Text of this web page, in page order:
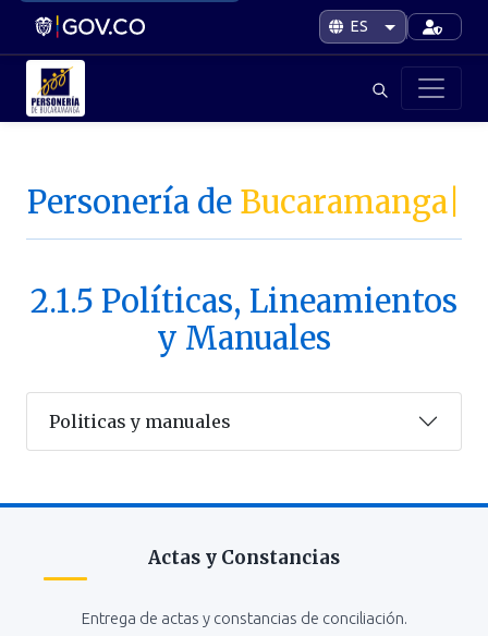
Personería de Bucaramanga
2.1.5 Políticas, Lineamientos
y Manuales
Politicas y manuales
Actas y Constancias
Entrega de actas y constancias de conciliación.